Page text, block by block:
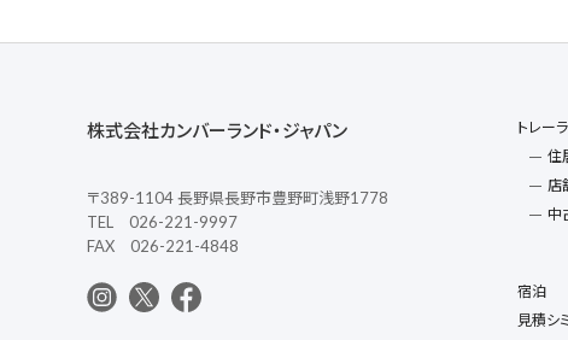
株式会社カンバーランド・ジャパン
〒389-1104 長野県長野市豊野町浅野1778
TEL 026-221-9997
FAX 026-221-4848
トレー
住
店
中
宿泊
見積シ